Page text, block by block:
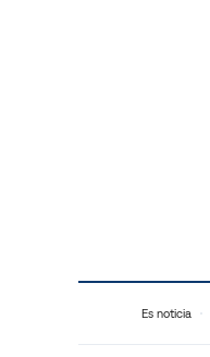
Es noticia